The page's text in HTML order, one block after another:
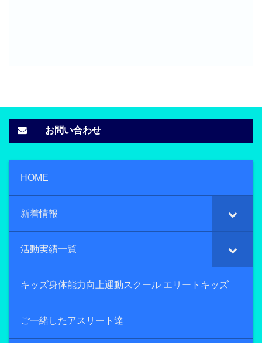
お問い合わせ
HOME
新着情報
活動実績一覧
キッズ身体能力向上運動スクール エリートキッズ
ご一緒したアスリート達